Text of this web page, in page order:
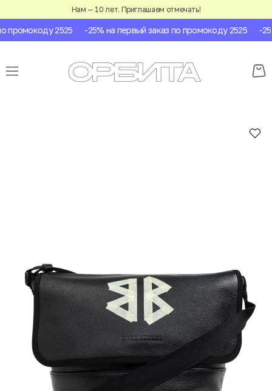
Нам — 10 лет. Приглашаем отмечать!
2525 -25% на первый заказ по промокоду 2525 -